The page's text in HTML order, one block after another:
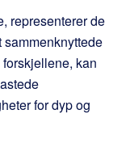
representerer de
kan
for dyp og